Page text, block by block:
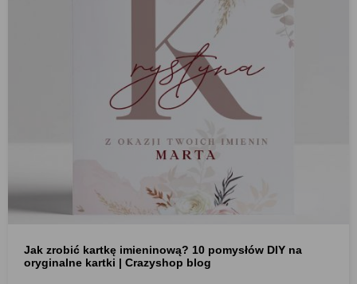
Jak zrobić kartkę imieninową? 10 pomysłów DIY na
oryginalne kartki | Crazyshop blog